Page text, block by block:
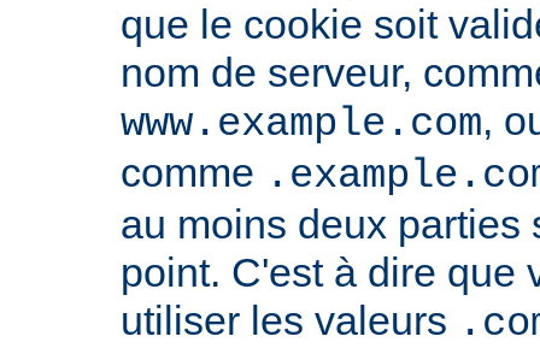
que le cookie soit
nom de serveur,
www.example.com,
comme
au moins deux parties
point. C'est à dire que
utiliser les valeurs